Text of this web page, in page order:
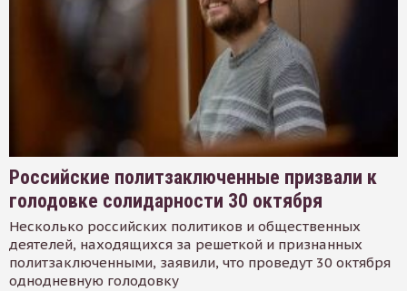
Российские политзаключенные призвали к
голодовке солидарности 30 октября
Несколько российских политиков и общественных
деятелей, находящихся за решеткой и признанных
политзаключенными, заявили, что проведут 30 октября
однодневную голодовку